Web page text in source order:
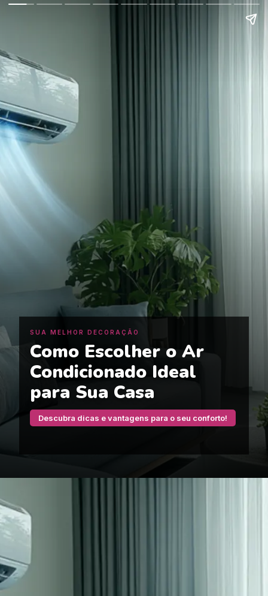
SUA MELHOR DECORAÇÃO
Como Escolher o Ar
Condicionado Ideal
para Sua Casa
Descubra dicas e vantagens para o seu conforto!